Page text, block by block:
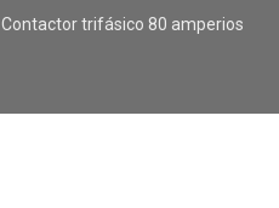
Contactor trifásico 80 amperios